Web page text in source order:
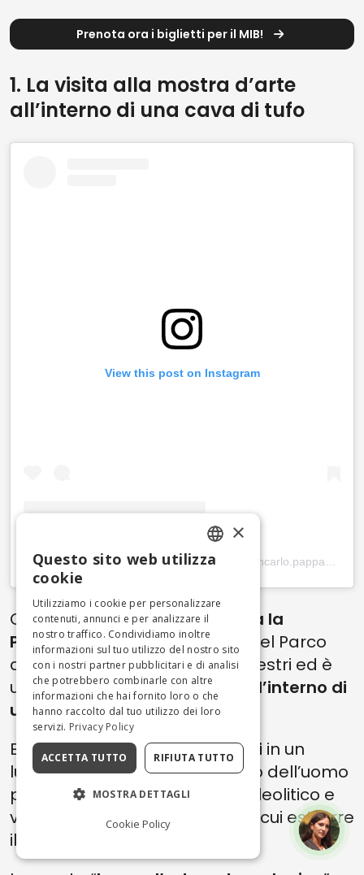
Prenota ora i biglietti per il MIB!
1. La visita alla mostra d’arte
all’interno di una cava di tufo
View this post on Instagram
Come definire ilParco Scultura la
Palomba? Si trova all’interno del Parco
archeologico delle Chiese rupestri ed è
unamostra d’arte ricavata all’interno di
una cava tufacea.
Essa si allarga per ben6 ettari in un
luogo che ha visto il passaggio dell’uomo
per millenni. Dapprima sito paleolitico e
villaggio neolitico, poi cava da cui estrarre
il tufo.
ENGLISH
ITALIAN
×
Questo sito web utilizza
cookie
Utilizziamo i cookie per personalizzare
contenuti, annunci e per analizzare il
nostro traffico. Condividiamo inoltre
informazioni sul tuo utilizzo del nostro sito
con i nostri partner pubblicitari e di analisi
che potrebbero combinarle con altre
informazioni che hai fornito loro o che
hanno raccolto dal tuo utilizzo dei loro
servizi. Privacy Policy
ACCETTA TUTTO RIFIUTA TUTTO
MOSTRA DETTAGLI
Cookie Policy